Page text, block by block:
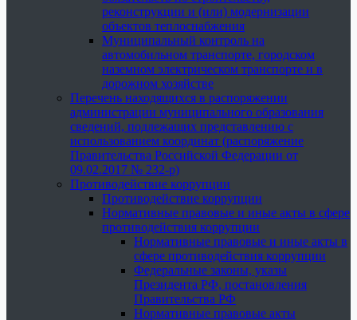
реконструкции и (или) модернизации
объектов теплоснабжения
Муниципальный контроль на
автомобильном транспорте, городском
наземном электрическом транспорте и в
дорожном хозяйстве
Перечень находящихся в распоряжении
администрации муниципального образования
сведений, подлежащих представлению с
использованием координат (распоряжение
Правительства Российской Федерации от
09.02.2017 № 232-р)
Противодействие коррупции
Противодействие коррупции
Нормативные правовые и иные акты в сфере
противодействия коррупции
Нормативные правовые и иные акты в
сфере противодействия коррупции
Федеральные законы, указы
Президента РФ, постановления
Правительства РФ
Нормативные правовые акты